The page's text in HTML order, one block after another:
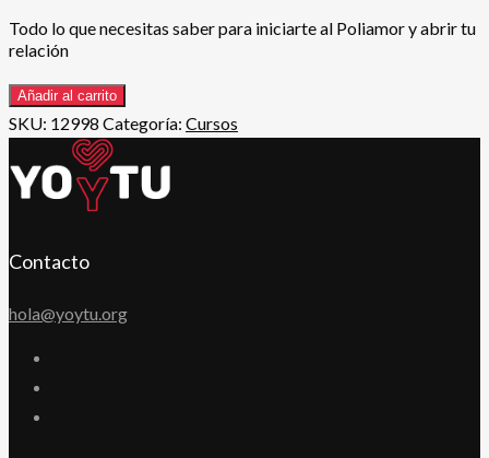
Todo lo que necesitas saber para iniciarte al Poliamor y abrir tu
relación
Añadir al carrito
SKU: 12998 Categoría: Cursos
Contacto
hola@yoytu.org